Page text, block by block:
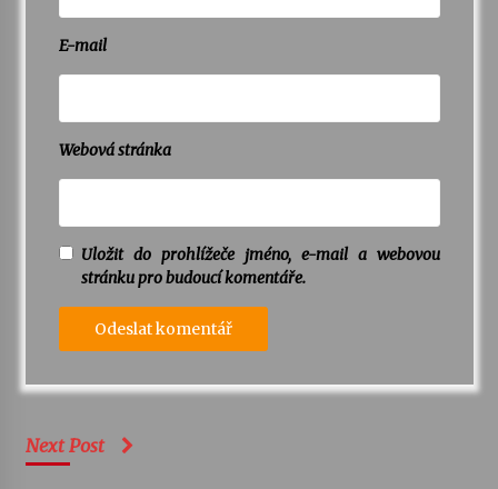
E-mail
Webová stránka
Uložit do prohlížeče jméno, e-mail a webovou
stránku pro budoucí komentáře.
Next Post